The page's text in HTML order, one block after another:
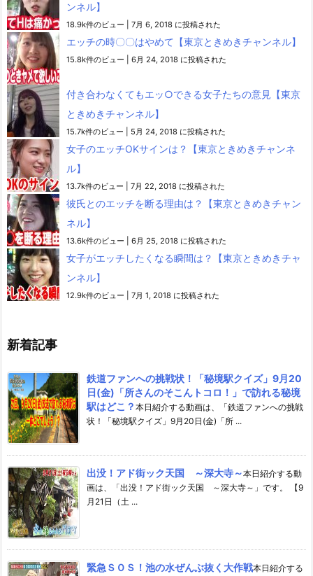
ンネル】
18.9k件のビュー 7月 6, 2018 に投稿された
エッチの時〇〇はやめて【東京ときめきチャンネル】
15.8k件のビュー 6月 24, 2018 に投稿された
付き合わなくてもエッ○できる女子たちの意見【東京
ときめきチャンネル】
15.7k件のビュー 5月 24, 2018 に投稿された
女子のエッチOKサインは？【東京ときめきチャンネ
ル】
13.7k件のビュー 7月 22, 2018 に投稿された
彼氏とのエッチを断る理由は？【東京ときめきチャン
ネル】
13.6k件のビュー 6月 25, 2018 に投稿された
女子がエッチしたくなる瞬間は？【東京ときめきチャ
ンネル】
12.9k件のビュー 7月 1, 2018 に投稿された
新着記事
鉄道ファンへの挑戦状！「秘境駅クイズ」9月20
日(金)「所さんのそこんトコロ！」で訪れる秘境
駅はどこ？ 本日紹介する動画は、「鉄道ファンへの挑戦
状！「秘境駅クイズ」9月20日(金)「所 ...
出没！アド街ック天国 ～深大寺～本日紹介する動
画は、「出没！アド街ック天国 ～深大寺～」です。 【9
月21日（土 ...
緊急ＳＯＳ！池の水ぜんぶ抜く大作戦本日紹介する